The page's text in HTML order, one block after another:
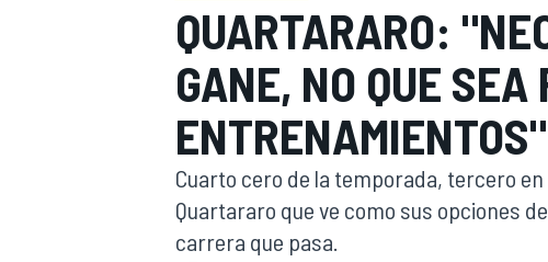
QUARTARARO:
GANE, NO QUE
ENTRENAMIENTOS"
Cuarto cero de la temporada, tercero
Quartararo que ve como sus opciones
carrera que pasa.